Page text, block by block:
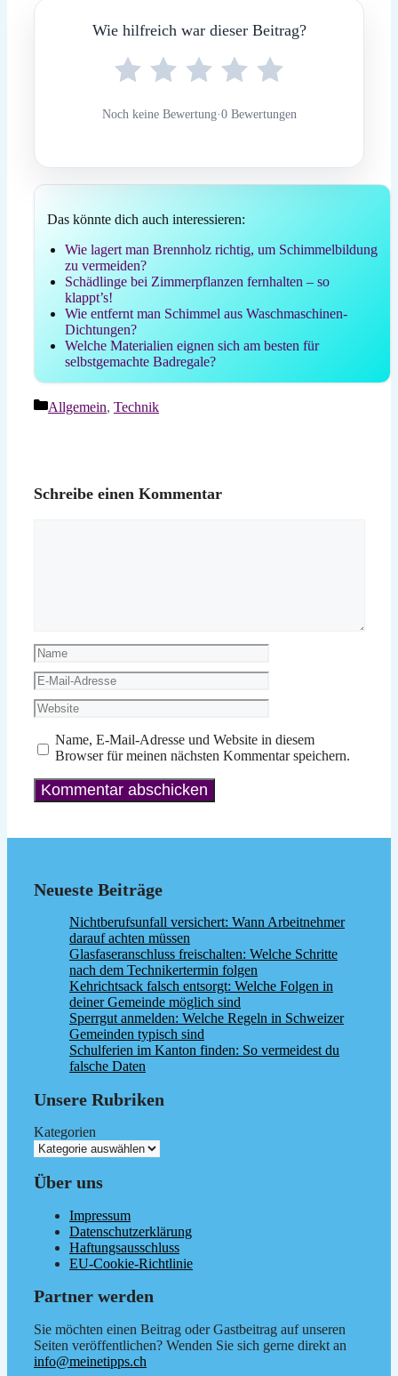
Wie hilfreich war dieser Beitrag?
Noch keine Bewertung·0 Bewertungen
Das könnte dich auch interessieren:
Wie lagert man Brennholz richtig, um Schimmelbildung
zu vermeiden?
Schädlinge bei Zimmerpflanzen fernhalten – so
klappt’s!
Wie entfernt man Schimmel aus Waschmaschinen-
Dichtungen?
Welche Materialien eignen sich am besten für
selbstgemachte Badregale?
Kategorien
Allgemein, Technik
Schreibe einen Kommentar
Name
E-
Mail-
Adresse
Website
Name, E-Mail-Adresse und Website in diesem
Browser für meinen nächsten Kommentar speichern.
Neueste Beiträge
Nichtberufsunfall versichert: Wann Arbeitnehmer
darauf achten müssen
Glasfaseranschluss freischalten: Welche Schritte
nach dem Technikertermin folgen
Kehrichtsack falsch entsorgt: Welche Folgen in
deiner Gemeinde möglich sind
Sperrgut anmelden: Welche Regeln in Schweizer
Gemeinden typisch sind
Schulferien im Kanton finden: So vermeidest du
falsche Daten
Unsere Rubriken
Kategorien
Über uns
Impressum
Datenschutzerklärung
Haftungsausschluss
EU-Cookie-Richtlinie
Partner werden
Sie möchten einen Beitrag oder Gastbeitrag auf unseren
Seiten veröffentlichen? Wenden Sie sich gerne direkt an
info@meinetipps.ch